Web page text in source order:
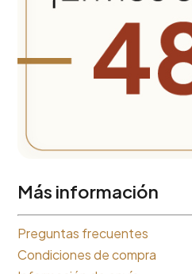
Más información
Preguntas frecuentes
Condiciones de compra